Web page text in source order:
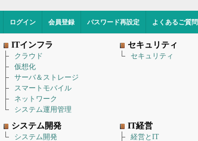
ログイン 会員登録 パスワード再設定 よくあるご質問
ITインフラ
クラウド
仮想化
サーバ＆ストレージ
スマートモバイル
ネットワーク
システム運用管理
セキュリティ
セキュリティ
システム開発
システム開発
IT経営
経営とIT